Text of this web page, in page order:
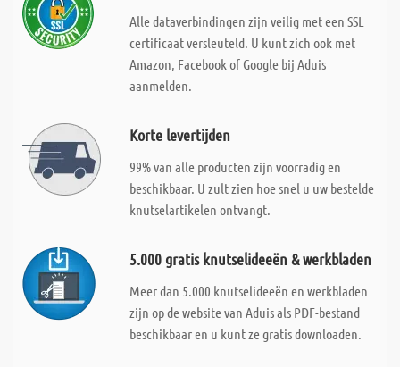
Alle dataverbindingen zijn veilig met een SSL
certificaat versleuteld. U kunt zich ook met
Amazon, Facebook of Google bij Aduis
aanmelden.
Korte levertijden
99% van alle producten zijn voorradig en
beschikbaar. U zult zien hoe snel u uw bestelde
knutselartikelen ontvangt.
5.000 gratis knutselideeën & werkbladen
Meer dan 5.000 knutselideeën en werkbladen
zijn op de website van Aduis als PDF-bestand
beschikbaar en u kunt ze gratis downloaden.